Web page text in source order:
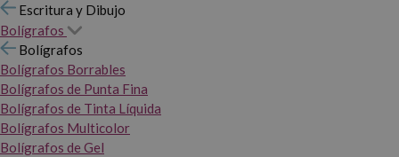
Escritura y Dibujo
Bolígrafos
Bolígrafos
Bolígrafos Borrables
Bolígrafos de Punta Fina
Bolígrafos de Tinta Líquida
Bolígrafos Multicolor
Bolígrafos de Gel